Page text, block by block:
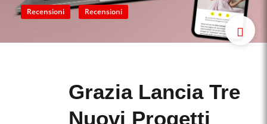
Recensioni Recensioni
Grazia Lancia Tre
Nuovi Progetti